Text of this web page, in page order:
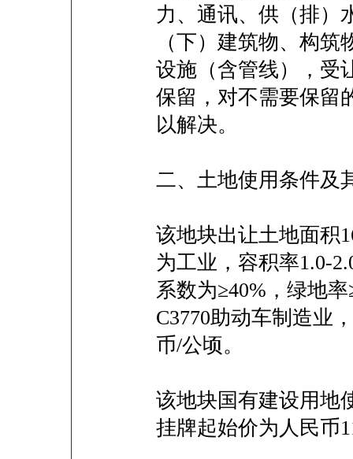
力、通讯、供（排）
（下）建筑物、构
设施（含管线），受
保留，对不需要保留
以解决。
二、土地使用条件及
该地块出让土地面积
为工业，容积率1.0-
系数为≥40%，绿地
C3770助动车制造业
币/公顷。
该地块国有建设用地
挂牌起始价为人民币